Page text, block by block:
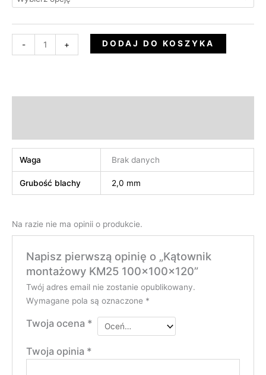
- + DODAJ DO KOSZYKA
Waga Brak danych
Grubość blachy 2,0 mm
Na razie nie ma opinii o produkcie.
Napisz pierwszą opinię o „Kątownik
montażowy KM25 100x100x120”
Twój adres email nie zostanie opublikowany.
Wymagane pola są oznaczone *
Twoja ocena *
Twoja opinia *